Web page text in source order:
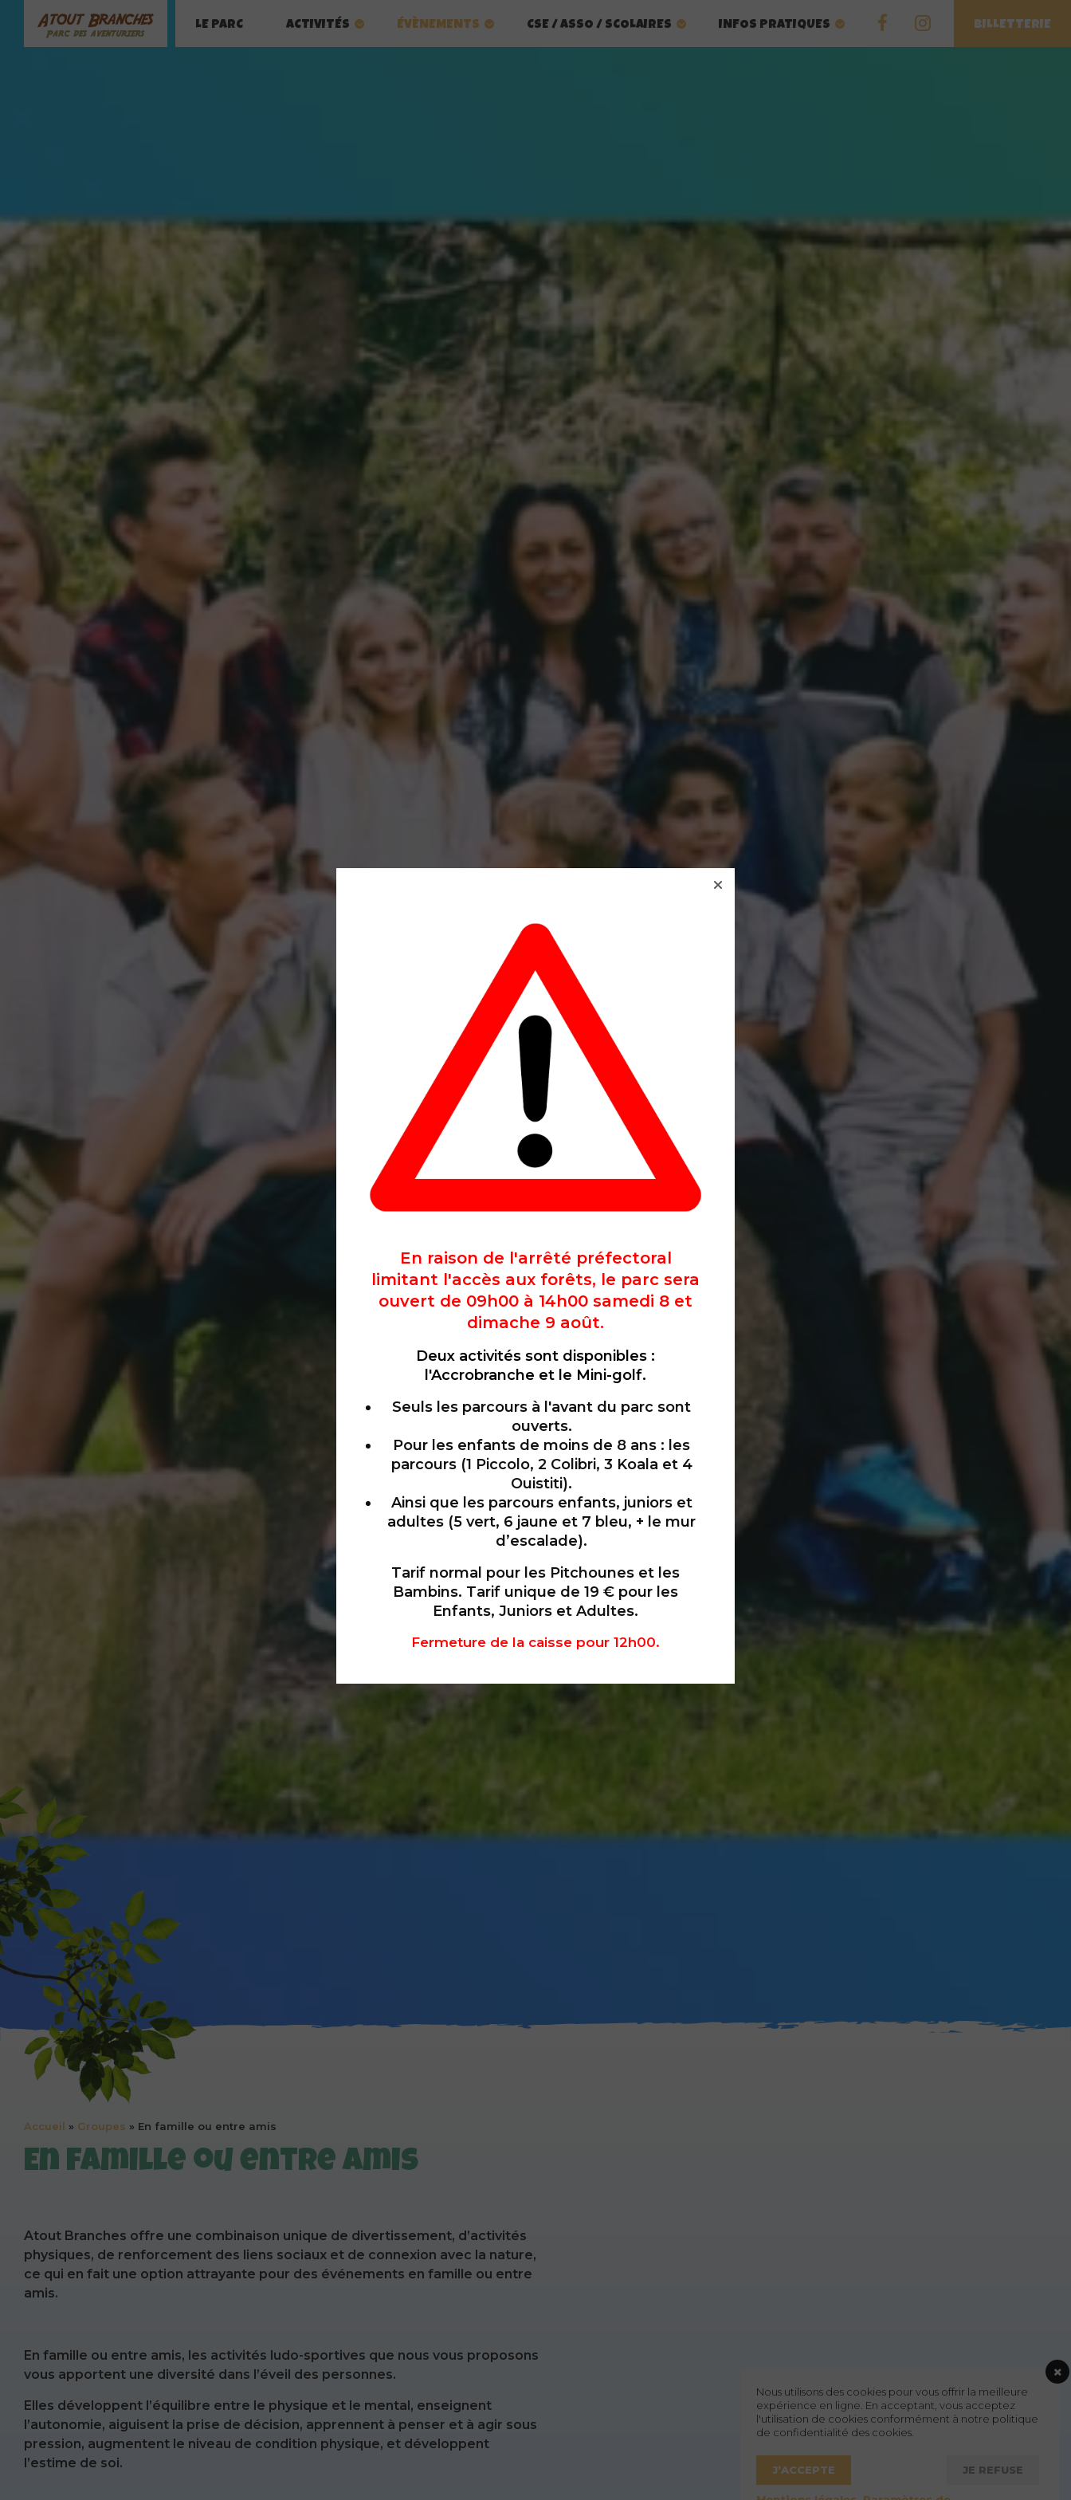
LE PARC ACTIVITÉS ÉVÈNEMENTS CSE / ASSO / SCOLAIRES INFOS PRATIQUES BILLETTERIE
Accueil » Groupes » En famille ou entre amis
En famille ou entre amis
Atout Branches offre une combinaison unique de divertissement, d’activités
physiques, de renforcement des liens sociaux et de connexion avec la nature,
ce qui en fait une option attrayante pour des événements en famille ou entre
amis.
En famille ou entre amis, les activités ludo-sportives que nous vous proposons
vous apportent une diversité dans l’éveil des personnes.
Elles développent l’équilibre entre le physique et le mental, enseignent
l’autonomie, aiguisent la prise de décision, apprennent à penser et à agir sous
pression, augmentent le niveau de condition physique, et développent
l’estime de soi.
Nous utilisons des cookies pour vous offrir la meilleure
expérience en ligne. En acceptant, vous acceptez
l'utilisation de cookies conformément à notre politique
de confidentialité des cookies.
J’ACCEPTE JE REFUSE
En raison de l'arrêté préfectoral
limitant l'accès aux forêts, le parc sera
ouvert de 09h00 à 14h00 samedi 8 et
dimache 9 août.
Deux activités sont disponibles :
l'Accrobranche et le Mini-golf.
Seuls les parcours à l'avant du parc sont
ouverts.
Pour les enfants de moins de 8 ans : les
parcours (1 Piccolo, 2 Colibri, 3 Koala et 4
Ouistiti).
Ainsi que les parcours enfants, juniors et
adultes (5 vert, 6 jaune et 7 bleu, + le mur
d’escalade).
Tarif normal pour les Pitchounes et les
Bambins. Tarif unique de 19 € pour les
Enfants, Juniors et Adultes.
Fermeture de la caisse pour 12h00.